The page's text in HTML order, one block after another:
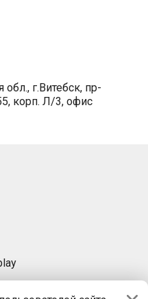
обл., г.Витебск, пр-
корп. Л/3, офис